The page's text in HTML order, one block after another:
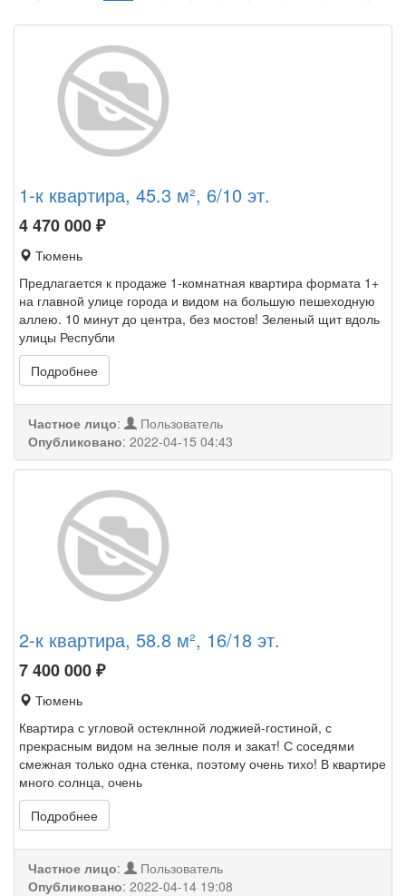
1-к квартира, 45.3 м², 6/10 эт.
4 470 000₽
Тюмень
Предлагается к продаже 1-комнатная квартира формата 1+
на главной улице города и видом на большую пешеходную
аллею. 10 минут до центра, без мостов! Зеленый щит вдоль
улицы Республи
Подробнее
Частное лицо:
Пользователь
Опубликовано: 2022-04-15 04:43
2-к квартира, 58.8 м², 16/18 эт.
7 400 000₽
Тюмень
Квартира с угловой остеклнной лоджией-гостиной, с
прекрасным видом на зелные поля и закат! С соседями
смежная только одна стенка, поэтому очень тихо! В квартире
много солнца, очень
Подробнее
Частное лицо:
Пользователь
Опубликовано: 2022-04-14 19:08